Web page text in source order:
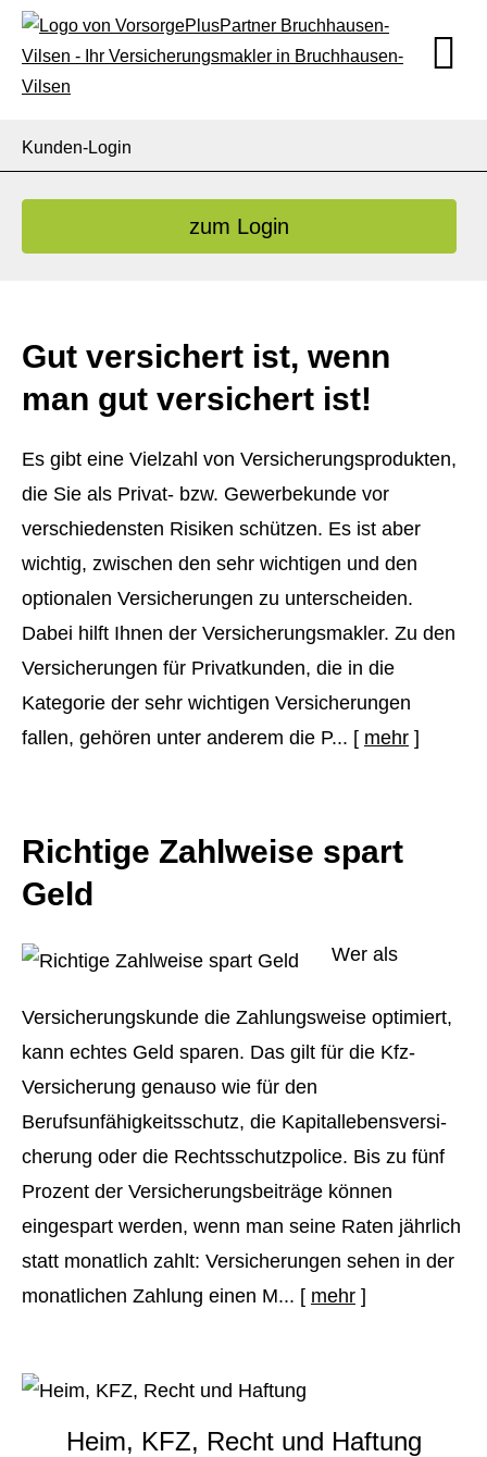
Kunden-Login
zum Login
Gut versichert ist, wenn
man gut versichert ist!
Es gibt eine Vielzahl von Versicherungsprodukten,
die Sie als Privat- bzw. Gewerbekunde vor
verschiedensten Risiken schützen. Es ist aber
wichtig, zwischen den sehr wichtigen und den
optionalen Versicherungen zu unterscheiden.
Dabei hilft Ihnen der Ver­sicherungs­makler. Zu den
Versicherungen für Privatkunden, die in die
Kategorie der sehr wichtigen Versicherungen
fallen, gehören unter anderem die P... [ mehr ]
Richtige Zahlweise spart
Geld
Wer als
Versicherungskunde die Zahlungsweise optimiert,
kann echtes Geld sparen. Das gilt für die Kfz-
Versicherung genauso wie für den
Berufsunfähigkeitsschutz, die Ka­pi­tal­le­bens­ver­si­
che­rung oder die Rechtsschutzpolice. Bis zu fünf
Prozent der Versicherungsbeiträge können
eingespart werden, wenn man seine Raten jährlich
statt monatlich zahlt: Versicherungen sehen in der
monatlichen Zahlung einen M... [ mehr ]
Heim, KFZ, Recht und Haftung